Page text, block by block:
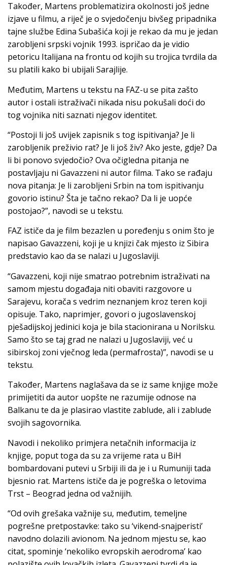
Također, Martens problematizira okolnosti još jedne
izjave u filmu, a riječ je o svjedočenju bivšeg pripadnika
tajne službe Edina Subašića koji je rekao da mu je jedan
zarobljeni srpski vojnik 1993. ispričao da je vidio
petoricu Italijana na frontu od kojih su trojica tvrdila da
su platili kako bi ubijali Sarajlije.
Međutim, Martens u tekstu na FAZ-u se pita zašto
autor i ostali istraživači nikada nisu pokušali doći do
tog vojnika niti saznati njegov identitet.
“Postoji li još uvijek zapisnik s tog ispitivanja? Je li
zarobljenik preživio rat? Je li još živ? Ako jeste, gdje? Da
li bi ponovo svjedočio? Ova očigledna pitanja ne
postavljaju ni Gavazzeni ni autor filma. Tako se rađaju
nova pitanja: Je li zarobljeni Srbin na tom ispitivanju
govorio istinu? Šta je tačno rekao? Da li je uopće
postojao?”, navodi se u tekstu.
FAZ ističe da je film bezazlen u poređenju s onim što je
napisao Gavazzeni, koji je u knjizi čak mjesto iz Sibira
predstavio kao da se nalazi u Jugoslaviji.
“Gavazzeni, koji nije smatrao potrebnim istraživati na
samom mjestu događaja niti obaviti razgovore u
Sarajevu, korača s vedrim neznanjem kroz teren koji
opisuje. Tako, naprimjer, govori o jugoslavenskoj
pješadijskoj jedinici koja je bila stacionirana u Norilsku.
Samo što se taj grad ne nalazi u Jugoslaviji, već u
sibirskoj zoni vječnog leda (permafrosta)”, navodi se u
tekstu.
Također, Martens naglašava da se iz same knjige može
primijetiti da autor uopšte ne razumije odnose na
Balkanu te da je plasirao vlastite zablude, ali i zablude
svojih sagovornika.
Navodi i nekoliko primjera netačnih informacija iz
knjige, poput toga da su za vrijeme rata u BiH
bombardovani putevi u Srbiji ili da je i u Rumuniji tada
bjesnio rat. Martens ističe da je pogreška o letovima
Trst – Beograd jedna od važnijih.
“Od ovih grešaka važnije su, međutim, temeljne
pogrešne pretpostavke: tako su ‘vikend-snajperisti’
navodno dolazili avionom. Na jednom mjestu se, kao
citat, spominje ‘nekoliko evropskih aerodroma’ kao